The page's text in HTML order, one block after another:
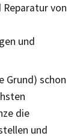
von
und
Grund) schon
die
und